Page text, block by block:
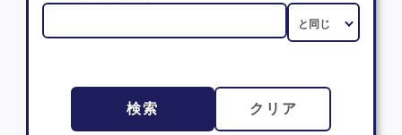
検索 クリア